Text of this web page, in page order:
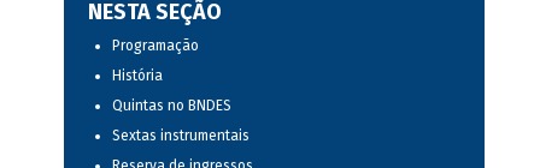
NESTA SEÇÃO
Programação
História
Quintas no BNDES
Sextas instrumentais